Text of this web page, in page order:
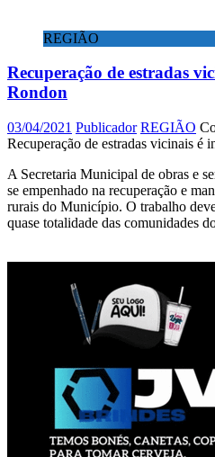
REGIÃO
Recuperação de estradas
Rondon
03/04/2021 Publicador REGIÃO
Recuperação de estradas vicinais é
A Secretaria Municipal de obras e
se empenhado na recuperação e
rurais do Município. O trabalho
quase totalidade das comunidades